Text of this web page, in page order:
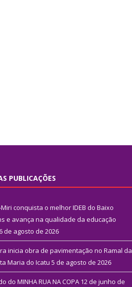
PUBLICAÇÕES
conquista o melhor IDEB do Baixo
e avança na qualidade da educação
6 de agosto de 2026
inicia obra de pavimentação no Ramal da
Maria do Icatu 5 de agosto de 2026
do MINHA RUA NA COPA 12 de junho de